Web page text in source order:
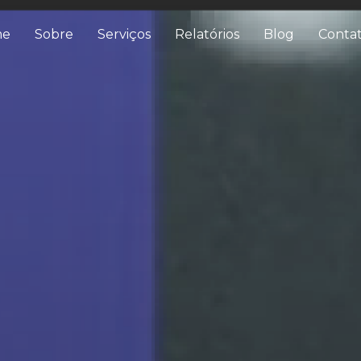
Sobre Serviços Relatórios Blog